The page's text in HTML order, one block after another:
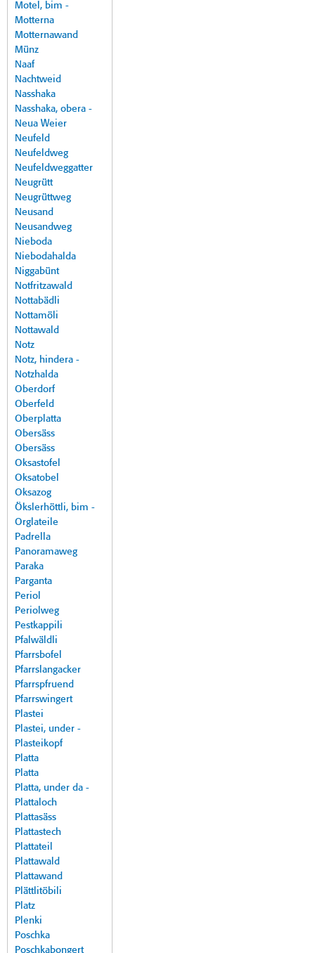
Motel, bim -
Motterna
Motternawand
Münz
Naaf
Nachtweid
Nasshaka
Nasshaka, obera -
Neua Weier
Neufeld
Neufeldweg
Neufeldweggatter
Neugrütt
Neugrüttweg
Neusand
Neusandweg
Nieboda
Niebodahalda
Niggabünt
Notfritzawald
Nottabädli
Nottamöli
Nottawald
Notz
Notz, hindera -
Notzhalda
Oberdorf
Oberfeld
Oberplatta
Obersäss
Obersäss
Oksastofel
Oksatobel
Oksazog
Ökslerhöttli, bim -
Orglateile
Padrella
Panoramaweg
Paraka
Parganta
Periol
Periolweg
Pestkappili
Pfalwäldli
Pfarrsbofel
Pfarrslangacker
Pfarrspfruend
Pfarrswingert
Plastei
Plastei, under -
Plasteikopf
Platta
Platta
Platta, under da -
Plattaloch
Plattasäss
Plattastech
Plattateil
Plattawald
Plattawand
Plättlitöbili
Platz
Plenki
Poschka
Poschkabongert